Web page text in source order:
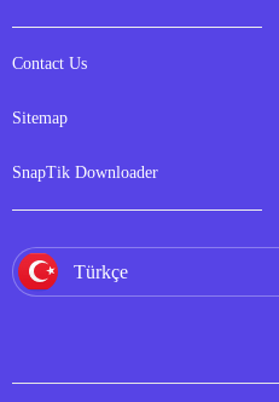
Contact Us
Sitemap
SnapTik Downloader
Türkçe